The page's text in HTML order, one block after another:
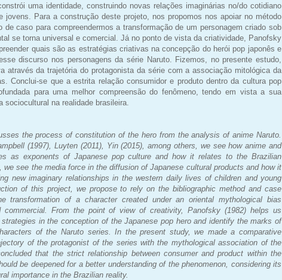
uma identidade, construindo novas relações imaginárias no/do cotidiano
jovens. Para a construção deste projeto, nos propomos nos apoiar no método
de caso para compreendermos a transformação de um personagem criado sob
se torna universal e comercial. Já no ponto de vista da criatividade, Panofsky
quais são as estratégias criativas na concepção do herói pop japonês e
discurso nos personagens da série Naruto. Fizemos, no presente estudo,
através da trajetória do protagonista da série com a associação mitológica da
Conclui-se que a estrita relação consumidor e produto dentro da cultura pop
para uma melhor compreensão do fenômeno, tendo em vista a sua
sociocultural na realidade brasileira.
the process of constitution of the hero from the analysis of anime Naruto.
(1997), Luyten (2011), Yin (2015), among others, we see how anime and
as exponents of Japanese pop culture and how it relates to the Brazilian
we see the media force in the diffusion of Japanese cultural products and how it
new imaginary relationships in the western daily lives of children and young
of this project, we propose to rely on the bibliographic method and case
transformation of a character created under an oriental mythological bias
commercial. From the point of view of creativity, Panofsky (1982) helps us
in the conception of the Japanese pop hero and identify the marks of
of the Naruto series. In the present study, we made a comparative
of the protagonist of the series with the mythological association of the
that the strict relationship between consumer and product within the
be deepened for a better understanding of the phenomenon, considering its
importance in the Brazilian reality.